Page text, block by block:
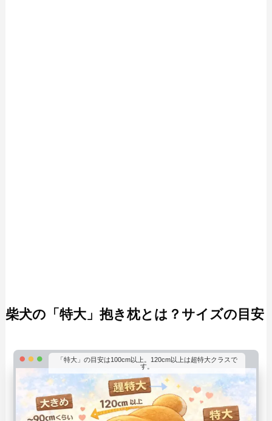
柴犬の「特大」抱き枕とは？サイズの目安
「特大」の目安は100cm以上。120cm以上は超特大クラスで
す。